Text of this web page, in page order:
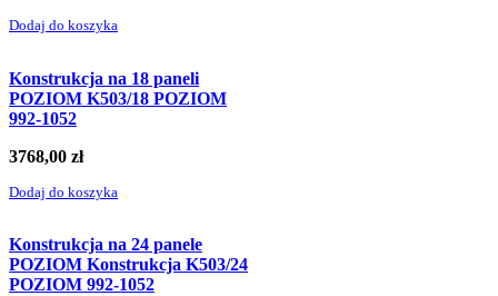
Dodaj do koszyka
Konstrukcja na 18 paneli
POZIOM K503/18 POZIOM
992-1052
3768,00 zł
Dodaj do koszyka
Konstrukcja na 24 panele
POZIOM Konstrukcja K503/24
POZIOM 992-1052